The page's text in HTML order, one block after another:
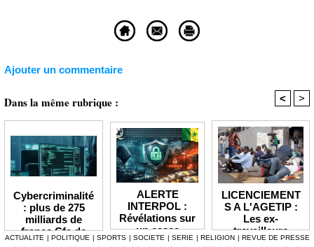
Ajouter un commentaire
Dans la même rubrique : < >
Cybercriminalité
: plus de 275
milliards de
francs Cfa de
pertes
ALERTE
INTERPOL :
Révélations sur
un casse
numérique à 4,7
LICENCIEMENT
S A L'AGETIP :
Les ex-
travailleurs
dénoncent une
ACTUALITE POLITIQUE SPORTS SOCIETE SERIE RELIGION
REVUE DE PRESSE